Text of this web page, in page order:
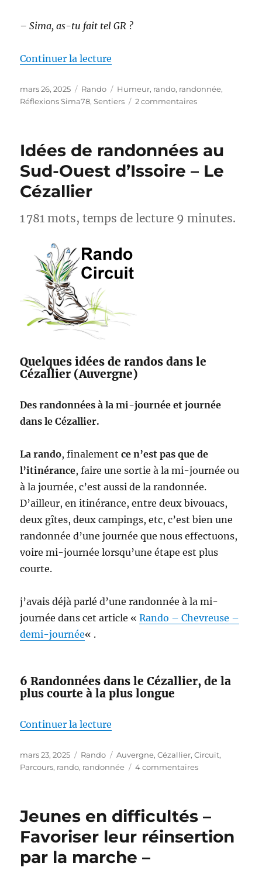
– Sima, as-tu fait tel GR ?
Continuer la lecture
Publié
le
mars 26, 2025 Catégories
Rando Étiquettes
Humeur, rando, randonnée,
Réflexions Sima78,Sentiers 2 commentairessur
GR20
Idées de randonnées au
Sud-Ouest d’Issoire – Le
Cézallier
1 781 mots, temps de lecture 9 minutes.
Quelques idées de randos dans le
Cézallier (Auvergne)
Des randonnées à la mi-journée et journée
dans le Cézallier.
La rando, finalementce n’est pas que de
l’itinérance, faire une sortie à la mi-journée ou
à la journée, c’est aussi de la randonnée.
D’ailleur, en itinérance, entre deux bivouacs,
deux gîtes, deux campings, etc, c’est bien une
randonnée d’une journée que nous effectuons,
voire mi-journée lorsqu’une étape est plus
courte.
j’avais déjà parlé d’une randonnée à la mi-
journée dans cet article «Rando – Chevreuse –
demi-journée« .
6 Randonnées dans le Cézallier, de la
plus courte à la plus longue
Continuer la lecture
Publié
le
mars 23, 2025 Catégories
Rando Étiquettes
Auvergne,Cézallier,Circuit,
Parcours, rando, randonnée 4 commentairessur
au
Sud-
Ouest
Jeunes en difficultés –
Favoriser leur réinsertion
par la marche –